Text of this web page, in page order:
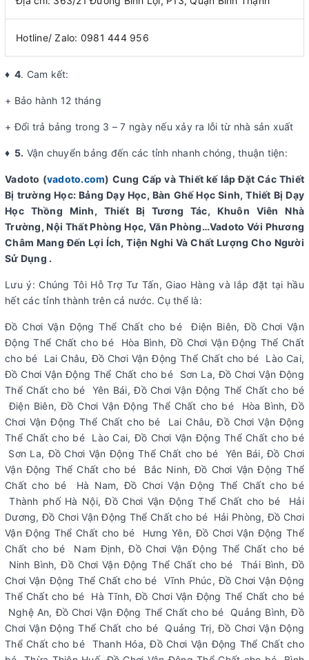
Hotline/ Zalo: 0981 444 956
♦ 4. Cam kết:
+ Bảo hành 12 tháng
+ Đổi trả bảng trong 3 – 7 ngày nếu xảy ra lỗi từ nhà sản xuất
♦ 5. Vận chuyển bảng đến các tỉnh nhanh chóng, thuận tiện:
Vadoto (vadoto.com) Cung Cấp và Thiết kế lắp Đặt Các Thiết
Bị trường Học: Bảng Dạy Học, Bàn Ghế Học Sinh, Thiết Bị Dạy
Học Thồng Minh, Thiết Bị Tương Tác, Khuôn Viên Nhà
Trường, Nội Thất Phòng Học, Văn Phòng…Vadoto Với Phương
Châm Mang Đến Lợi Ích, Tiện Nghi Và Chất Lượng Cho Người
Sử Dụng .
Lưu ý: Chúng Tôi Hỗ Trợ Tư Tấn, Giao Hàng và lắp đặt tại hầu
hết các tỉnh thành trên cả nước. Cụ thể là:
Đồ Chơi Vận Động Thể Chất cho bé Điện Biên, Đồ Chơi Vận
Động Thể Chất cho bé Hòa Bình, Đồ Chơi Vận Động Thể Chất
cho bé Lai Châu, Đồ Chơi Vận Động Thể Chất cho bé Lào Cai,
Đồ Chơi Vận Động Thể Chất cho bé Sơn La, Đồ Chơi Vận Động
Thể Chất cho bé Yên Bái, Đồ Chơi Vận Động Thể Chất cho bé
Điện Biên, Đồ Chơi Vận Động Thể Chất cho bé Hòa Bình, Đồ
Chơi Vận Động Thể Chất cho bé Lai Châu, Đồ Chơi Vận Động
Thể Chất cho bé Lào Cai, Đồ Chơi Vận Động Thể Chất cho bé
Sơn La, Đồ Chơi Vận Động Thể Chất cho bé Yên Bái, Đồ Chơi
Vận Động Thể Chất cho bé Bắc Ninh, Đồ Chơi Vận Động Thể
Chất cho bé Hà Nam, Đồ Chơi Vận Động Thể Chất cho bé
Thành phố Hà Nội, Đồ Chơi Vận Động Thể Chất cho bé Hải
Dương, Đồ Chơi Vận Động Thể Chất cho bé Hải Phòng, Đồ Chơi
Vận Động Thể Chất cho bé Hưng Yên, Đồ Chơi Vận Động Thể
Chất cho bé Nam Định, Đồ Chơi Vận Động Thể Chất cho bé
Ninh Bình, Đồ Chơi Vận Động Thể Chất cho bé Thái Bình, Đồ
Chơi Vận Động Thể Chất cho bé Vĩnh Phúc, Đồ Chơi Vận Động
Thể Chất cho bé Hà Tĩnh, Đồ Chơi Vận Động Thể Chất cho bé
Nghệ An, Đồ Chơi Vận Động Thể Chất cho bé Quảng Bình, Đồ
Chơi Vận Động Thể Chất cho bé Quảng Trị, Đồ Chơi Vận Động
Thể Chất cho bé Thanh Hóa, Đồ Chơi Vận Động Thể Chất cho